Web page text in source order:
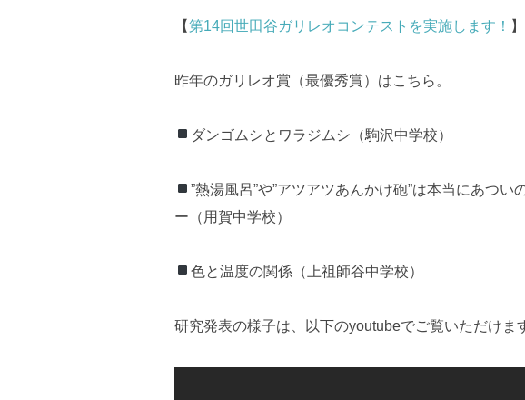
【第14回世田谷ガリレオコンテストを実施します！
昨年のガリレオ賞（最優秀賞）はこちら。
ダンゴムシとワラジムシ（駒沢中学校）
”熱湯風呂”や”アツアツあんかけ砲”は本当にあつ
ー（用賀中学校）
色と温度の関係（上祖師谷中学校）
研究発表の様子は、以下のyoutubeでご覧いただけま